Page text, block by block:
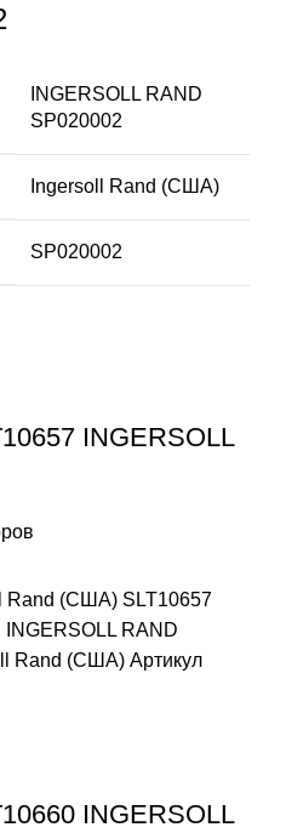
INGERSOLL RAND
SP020002
Ingersoll Rand (США)
SP020002
INGERSOLL
Rand (США) SLT10657
RAND
Rand (США) Артикул
INGERSOLL